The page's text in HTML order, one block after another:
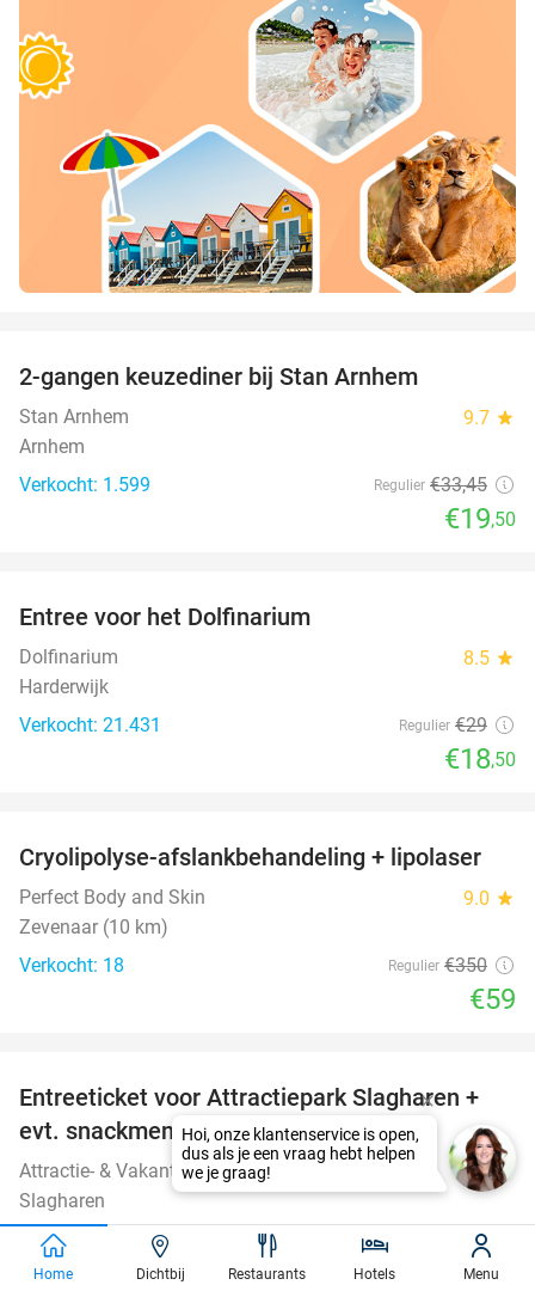
2-gangen keuzediner bij Stan Arnhem
Stan Arnhem 9.7 star
Arnhem
Verkocht: 1.599
Regulier €33,45
€19,50
Entree voor het Dolfinarium
Dolfinarium 8.5 star
Harderwijk
Verkocht: 21.431
Regulier €29
€18,50
83%
Cryolipolyse-afslankbehandeling + lipolaser
Perfect Body and Skin 9.0 star
Zevenaar (10 km)
Verkocht: 18
Regulier €350
€59
41%
Entreeticket voor Attractiepark Slagharen +
evt. snackmenu
Attractie- & Vakantiepark Slagharen 8.8star
Slagharen
Verkocht: 5.248
Regulier ,90
€22,40
Home Dichtbij Restaurants Hotels Menu
Hoi, onze klantenservice is open,
dus als je een vraag hebt helpen
we je graag!